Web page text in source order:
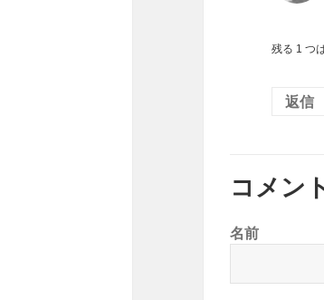
残る 1 つ
返信
コメン
名前